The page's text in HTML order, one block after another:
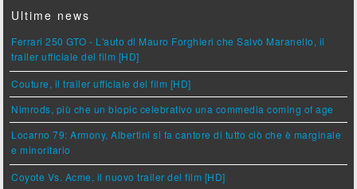
Ultime news
Ferrari 250 GTO - L'auto di Mauro Forghieri che Salvò Maranello, il
trailer ufficiale del film [HD]
Couture, il trailer ufficiale del film [HD]
Nimrods, più che un biopic celebrativo una commedia coming of age
Locarno 79: Armony, Albertini si fa cantore di tutto ciò che è marginale
e minoritario
Coyote Vs. Acme, il nuovo trailer del film [HD]